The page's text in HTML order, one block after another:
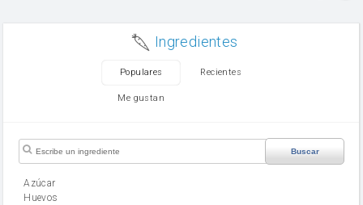
Ingredientes
Populares Recientes
Me gustan
Buscar
Azúcar
huevos